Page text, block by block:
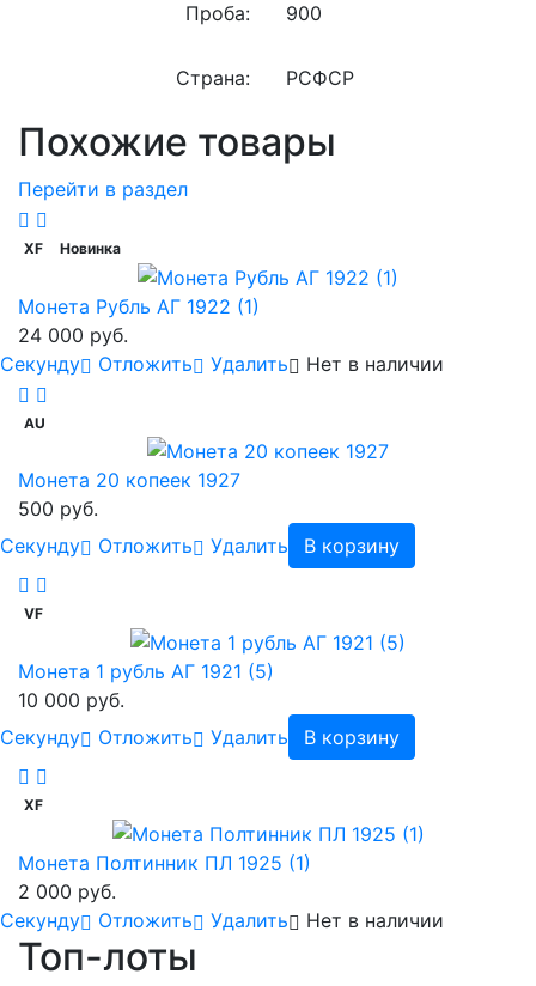
Проба: 900
Страна: РСФСР
Похожие товары
Перейти в раздел
XF Новинка
Монета Рубль АГ 1922 (1)
24 000 руб.
Cекунду
Отложить Удалить Нет в наличии
AU
Монета 20 копеек 1927
500 руб.
Cекунду
Отложить Удалить В корзину
VF
Монета 1 рубль АГ 1921 (5)
10 000 руб.
Cекунду
Отложить Удалить В корзину
XF
Монета Полтинник ПЛ 1925 (1)
2 000 руб.
Cекунду
Отложить Удалить Нет в наличии
Топ-лоты